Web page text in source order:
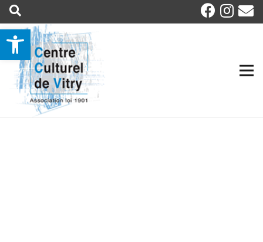
Ouvrir la barre d’outils